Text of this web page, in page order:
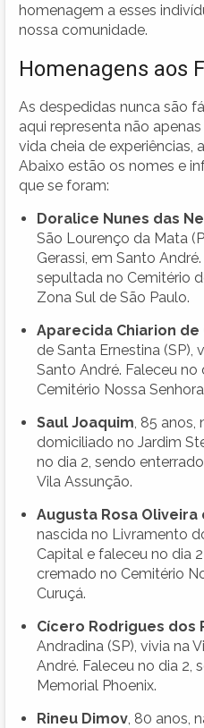
homenagem a esses
nossa comunidade.
Homenagens aos
As despedidas nunca são
aqui representa não
vida cheia de experiências,
Abaixo estão os nomes e
que se foram:
Doralice Nunes das
São Lourenço da Mata
Gerassi, em Santo
sepultada no Cemitério
Zona Sul de São Paulo.
Aparecida Chiarion de
de Santa Ernestina (SP),
Santo André. Faleceu
Cemitério Nossa
Saul Joaquim , 85
domiciliado no Jardim
no dia 2, sendo
Vila Assunção.
Augusta Rosa Oliveira
nascida no Livramento
Capital e faleceu no dia
cremado no Cemitério
Curuçá.
Cícero Rodrigues dos
Andradina (SP), vivia na
André. Faleceu no dia 2,
Memorial Phoenix.
Rineu Dimov , 80 anos,